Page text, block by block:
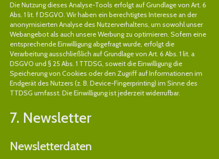
Die Nutzung dieses Analyse-Tools erfolgt auf Grundlage von Art. 6
Abs. 1 lit. f DSGVO. Wir haben ein berechtigtes Interesse an der
anonymisierten Analyse des Nutzerverhaltens, um sowohl unser
Webangebot als auch unsere Werbung zu optimieren. Sofern eine
entsprechende Einwilligung abgefragt wurde, erfolgt die
Verarbeitung ausschließlich auf Grundlage von Art. 6 Abs. 1 lit. a
DSGVO und § 25 Abs. 1 TTDSG, soweit die Einwilligung die
Speicherung von Cookies oder den Zugriff auf Informationen im
Endgerät des Nutzers (z. B. Device-Fingerprinting) im Sinne des
TTDSG umfasst. Die Einwilligung ist jederzeit widerrufbar.
7. Newsletter
Newsletter­daten